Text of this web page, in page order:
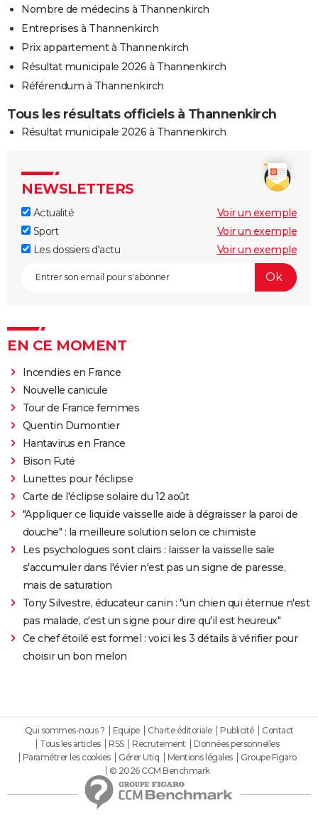
Nombre de médecins à Thannenkirch
Entreprises à Thannenkirch
Prix appartement à Thannenkirch
Résultat municipale 2026 à Thannenkirch
Référendum à Thannenkirch
Tous les résultats officiels à Thannenkirch
Résultat municipale 2026 à Thannenkirch
NEWSLETTERS
Actualité
Voir un exemple
Sport
Voir un exemple
Les dossiers d'actu
Voir un exemple
EN CE MOMENT
Incendies en France
Nouvelle canicule
Tour de France femmes
Quentin Dumontier
Hantavirus en France
Bison Futé
Lunettes pour l'éclipse
Carte de l'éclipse solaire du 12 août
"Appliquer ce liquide vaisselle aide à dégraisser la paroi de
douche" : la meilleure solution selon ce chimiste
Les psychologues sont clairs : laisser la vaisselle sale
s'accumuler dans l'évier n'est pas un signe de paresse,
mais de saturation
Tony Silvestre, éducateur canin : "un chien qui éternue n'est
pas malade, c'est un signe pour dire qu'il est heureux"
Ce chef étoilé est formel : voici les 3 détails à vérifier pour
choisir un bon melon
Qui sommes-nous ? Equipe Charte éditoriale Publicité
Contact
Tous les articles
RSS Recrutement
Données personnelles
Paramétrer les cookies
Gérer Utiq Mentions légales
Groupe Figaro
© 2026 CCM Benchmark